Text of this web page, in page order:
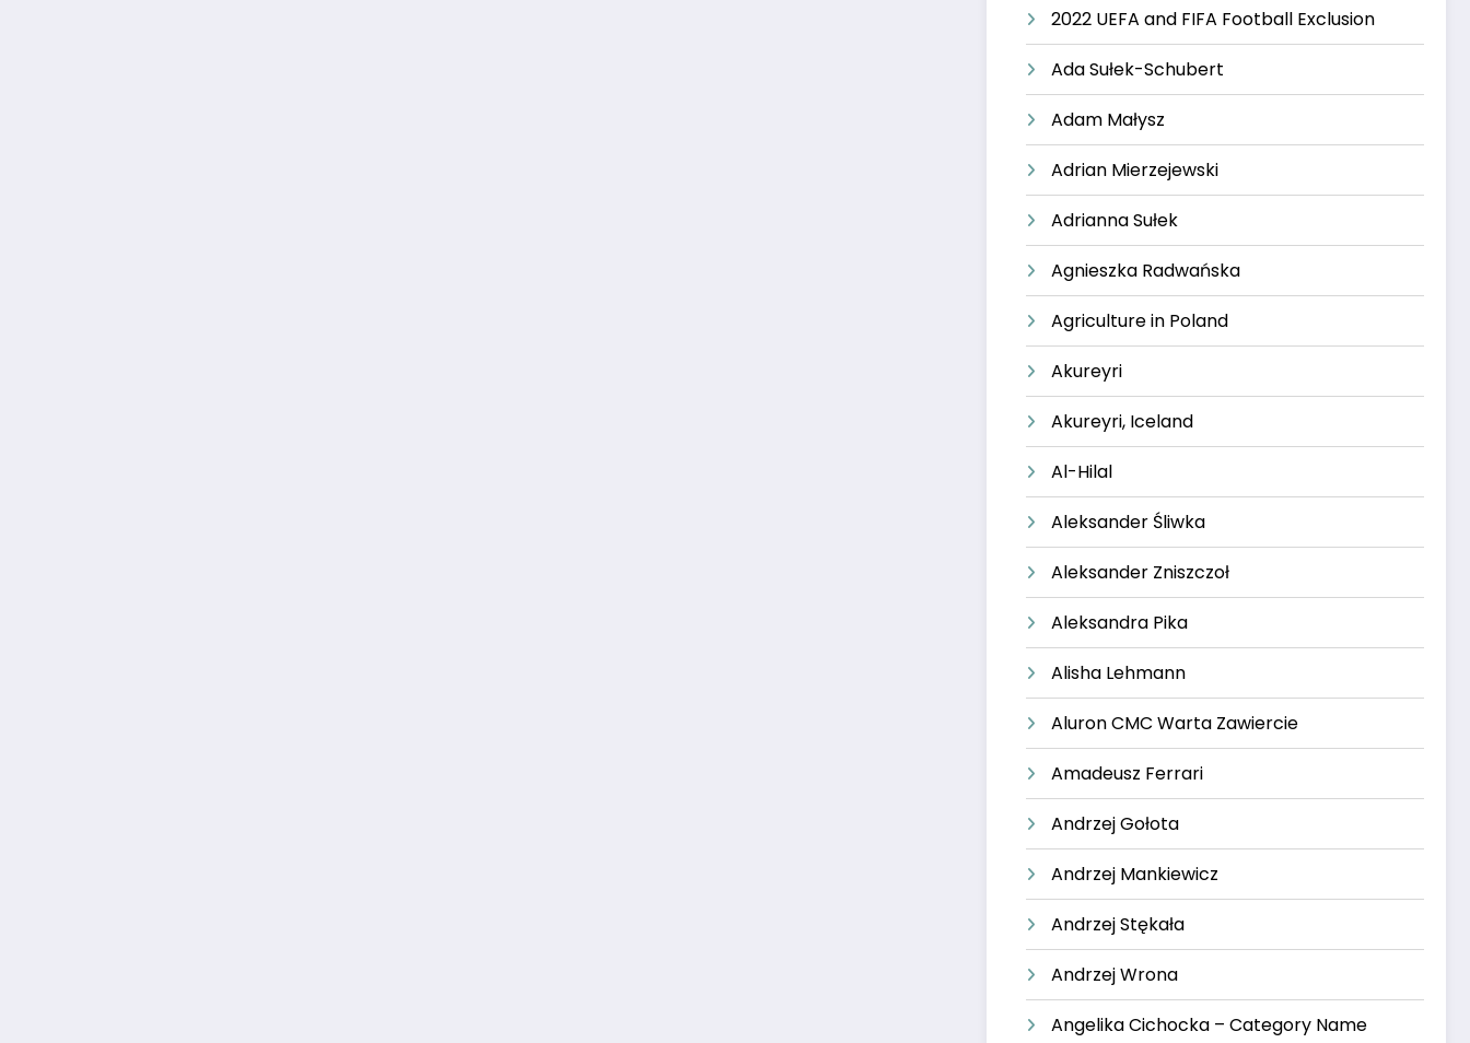
2022 UEFA and FIFA Football Exclusion
Ada Sułek-Schubert
Adam Małysz
Adrian Mierzejewski
Adrianna Sułek
Agnieszka Radwańska
Agriculture in Poland
Akureyri
Akureyri, Iceland
Al-Hilal
Aleksander Śliwka
Aleksander Zniszczoł
Aleksandra Pika
Alisha Lehmann
Aluron CMC Warta Zawiercie
Amadeusz Ferrari
Andrzej Gołota
Andrzej Mankiewicz
Andrzej Stękała
Andrzej Wrona
Angelika Cichocka – Category Name